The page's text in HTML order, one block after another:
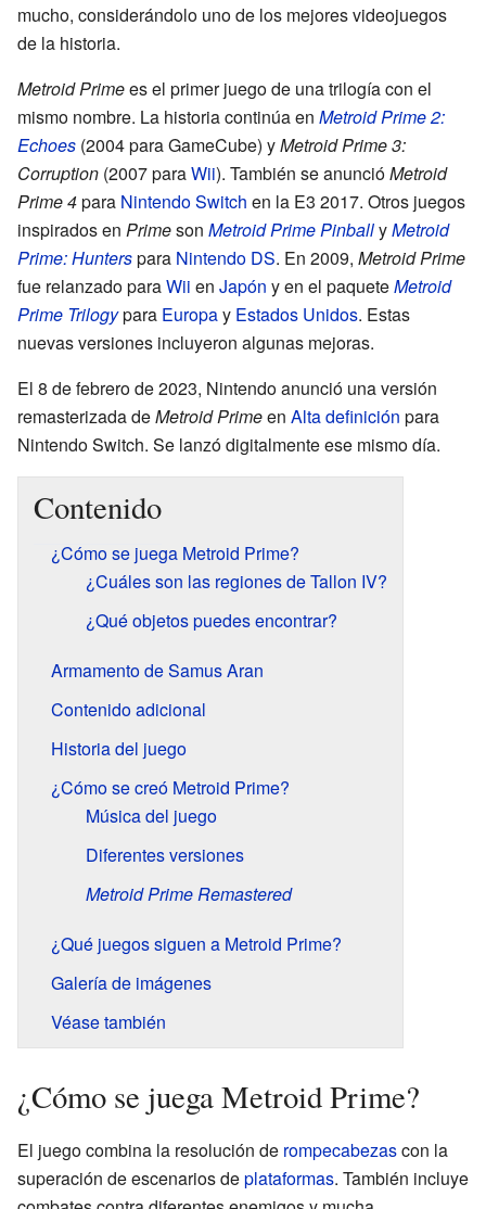
mucho, considerándolo uno de los mejores videojuegos
de la historia.
Metroid Primees el primer juego de una trilogía con el
mismo nombre. La historia continúa en Metroid Prime 2:
Echoes (2004 para GameCube) yMetroid Prime 3:
Corruption (2007 paraWii). También se anuncióMetroid
Prime 4para Nintendo Switch en la E3 2017. Otros juegos
inspirados en Primeson Metroid Prime PinballyMetroid
Prime: Hunterspara Nintendo DS. En 2009, Metroid Prime
fue relanzado paraWii en Japón y en el paqueteMetroid
Prime Trilogypara Europay Estados Unidos. Estas
nuevas versiones incluyeron algunas mejoras.
El 8 de febrero de 2023, Nintendo anunció una versión
remasterizada deMetroid Primeen Alta definición para
Nintendo Switch. Se lanzó digitalmente ese mismo día.
Contenido
¿Cómo se juega Metroid Prime?
¿Cuáles son las regiones de Tallon IV?
¿Qué objetos puedes encontrar?
Armamento de Samus Aran
Contenido adicional
Historia del juego
¿Cómo se creó Metroid Prime?
Música del juego
Diferentes versiones
Metroid Prime Remastered
¿Qué juegos siguen a Metroid Prime?
Galería de imágenes
Véase también
¿Cómo se juega Metroid Prime?
El juego combina la resolución de rompecabezascon la
superación de escenarios deplataformas. También incluye